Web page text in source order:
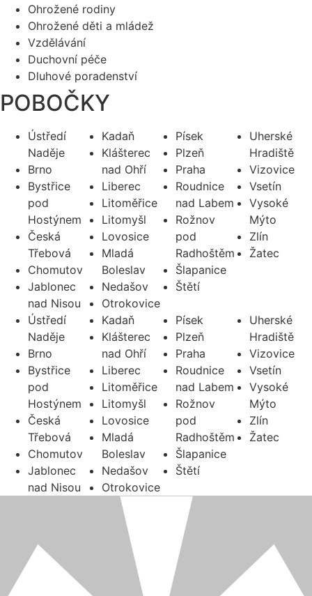
Ohrožené rodiny
Ohrožené děti a mládež
Vzdělávání
Duchovní péče
Dluhové poradenství
POBOČKY
Ústředí
Naděje
Brno
Bystřice
pod
Hostýnem
Česká
Třebová
Chomutov
Jablonec
nad Nisou
Kadaň
Klášterec
nad Ohří
Liberec
Litoměřice
Litomyšl
Lovosice
Mladá
Boleslav
Nedašov
Otrokovice
Písek
Plzeň
Praha
Roudnice
nad Labem
Rožnov
pod
Radhoštěm
Šlapanice
Štětí
Uherské
Hradiště
Vizovice
Vsetín
Vysoké
Mýto
Zlín
Žatec
Ústředí
Naděje
Brno
Bystřice
pod
Hostýnem
Česká
Třebová
Chomutov
Jablonec
nad Nisou
Kadaň
Klášterec
nad Ohří
Liberec
Litoměřice
Litomyšl
Lovosice
Mladá
Boleslav
Nedašov
Otrokovice
Písek
Plzeň
Praha
Roudnice
nad Labem
Rožnov
pod
Radhoštěm
Šlapanice
Štětí
Uherské
Hradiště
Vizovice
Vsetín
Vysoké
Mýto
Zlín
Žatec